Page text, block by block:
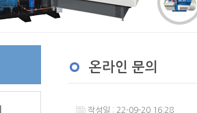
온라인 문의
작성일 : 22-09-20 16:28